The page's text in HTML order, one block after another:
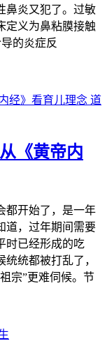
鼻炎又犯了。过敏
定义为鼻粘膜接触
的炎症反
道
《黄帝内
都开始了，是一年
道，过年期间需要
时已经形成的吃
统都被打乱了，
宗”更难伺候。节